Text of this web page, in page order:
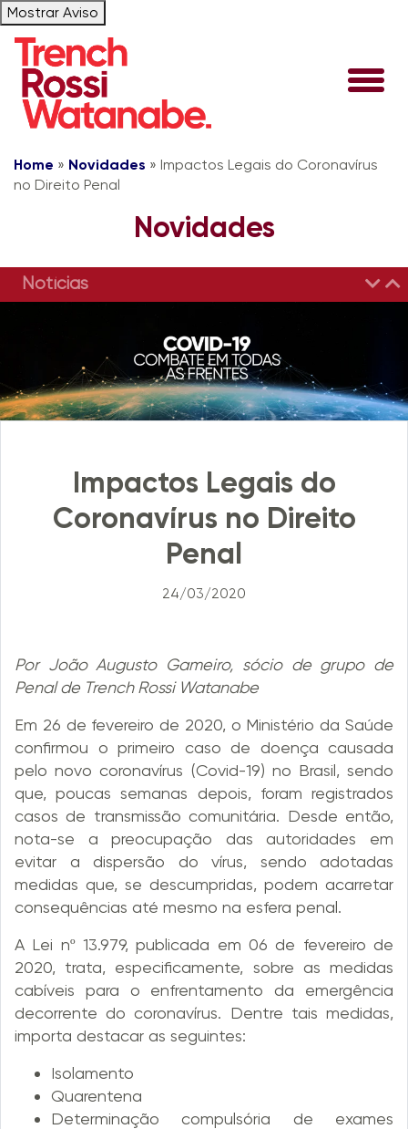
Mostrar Aviso
Home » Novidades » Impactos Legais do Coronavírus
no Direito Penal
Novidades
Notícias
Impactos Legais do
Coronavírus no Direito
Penal
24/03/2020
Por João Augusto Gameiro, sócio de grupo de
Penal de Trench Rossi Watanabe
Em 26 de fevereiro de 2020, o Ministério da Saúde
confirmou o primeiro caso de doença causada
pelo novo coronavírus (Covid-19) no Brasil, sendo
que, poucas semanas depois, foram registrados
casos de transmissão comunitária. Desde então,
nota-se a preocupação das autoridades em
evitar a dispersão do vírus, sendo adotadas
medidas que, se descumpridas, podem acarretar
consequências até mesmo na esfera penal.
A Lei nº 13.979, publicada em 06 de fevereiro de
2020, trata, especificamente, sobre as medidas
cabíveis para o enfrentamento da emergência
decorrente do coronavírus. Dentre tais medidas,
importa destacar as seguintes:
Isolamento
Quarentena
Determinação compulsória de exames